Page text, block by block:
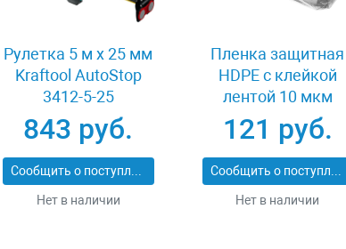
Рулетка 5 м x 25 мм
Kraftool AutoStop
3412-5-25
843 руб.
Сообщить о поступлении
Нет в наличии
Пленка защитная
HDPE с клейкой
лентой 10 мкм
20x0.65 м Зубр
12250-065-20
121 руб.
Сообщить о поступлении
Нет в наличии